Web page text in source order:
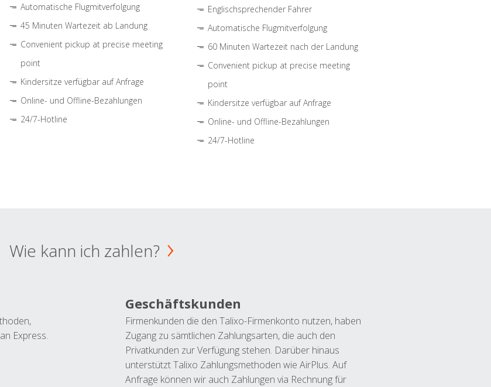
Automatische Flugmitverfolgung
45 Minuten Wartezeit ab Landung
Convenient pickup at precise meeting
point
Kindersitze verfügbar auf Anfrage
Online- und Offline-Bezahlungen
24/7-Hotline
Englischsprechender Fahrer
Automatische Flugmitverfolgung
60 Minuten Wartezeit nach der Landung
Convenient pickup at precise meeting
point
Kindersitze verfügbar auf Anfrage
Online- und Offline-Bezahlungen
24/7-Hotline
Wie kann ich zahlen?
Express.
Geschäftskunden
Firmenkunden die den Talixo-Firmenkonto nutzen, haben
Zugang zu sämtlichen Zahlungsarten, die auch den
Privatkunden zur Verfügung stehen. Darüber hinaus
unterstützt Talixo Zahlungsmethoden wie AirPlus. Auf
Anfrage können wir auch Zahlungen via Rechnung für